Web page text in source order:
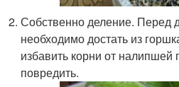
Собственно деление. Перед
необходимо достать из
избавить корни от налипшей
повредить.